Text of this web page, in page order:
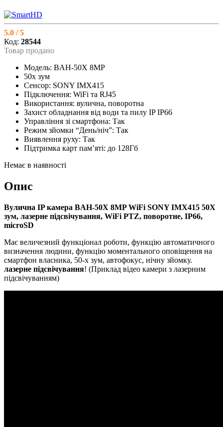
5.0 / 5
Код: 28544
Товар продано
Модель: BAH-50X 8MP
50х зум
Сенсор: SONY IMX415
Підключення: WiFi та RJ45
Використання: вулична, поворотна
Захист обладнання від води та пилу IP IP66
Управління зі смартфона: Так
Режим зйомки “День/ніч”: Так
Виявлення руху: Так
Підтримка карт пам’яті: до 128Гб
Немає в наявності
Опис
Вулична IP камера BAH-50X 8MP WiFi SONY IMX415 50X
зум, лазерне підсвічування, WiFi PTZ, поворотне, IP66,
microSD
Має величезний функціонал роботи, функцію автоматичного
визначення людини, функцію моментального оповіщення на
смартфон власника, 50-х зум, автофокус, нічну зйомку.
лазерне підсвічування! (Приклад відео камери з лазерним
підсвічуванням)